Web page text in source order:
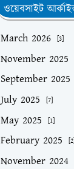
ওয়েবসাইট
March 2026
[3]
November 2025
September 2025
July 2025 [7]
May 2025 [1]
February 2025 [2]
November 2024